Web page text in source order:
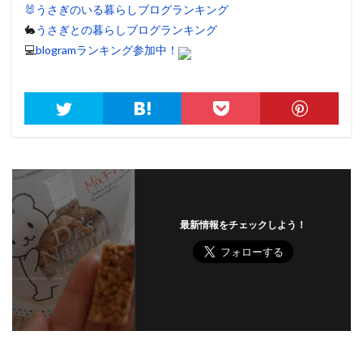
🐰うさぎのいる暮らしブログランキング
🐇うさぎとの暮らしブログランキング
💻blogramランキング参加中！
最新情報をチェックしよう！